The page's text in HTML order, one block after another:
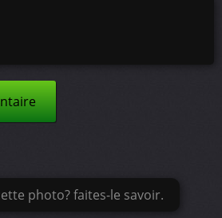
photo? faites-le savoir.